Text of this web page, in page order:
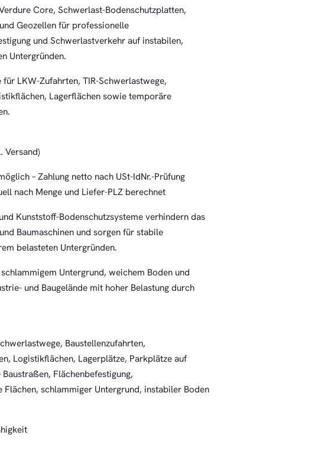
Core, Schwerlast-Bodenschutzplatten,
Geozellen für professionelle
und Schwerlastverkehr auf instabilen,
Untergründen.
LKW-Zufahrten, TIR-Schwerlastwege,
Lagerflächen sowie temporäre
Versand)
– Zahlung netto nach USt-IdNr.-Prüfung
nach Menge und Liefer-PLZ berechnet
Kunststoff-Bodenschutzsysteme verhindern das
Baumaschinen und sorgen für stabile
belasteten Untergründen.
Untergrund, weichem Boden und
und Baugelände mit hoher Belastung durch
Baustellenzufahrten,
Logistikflächen, Lagerplätze, Parkplätze auf
Flächenbefestigung,
schlammiger Untergrund, instabiler Boden